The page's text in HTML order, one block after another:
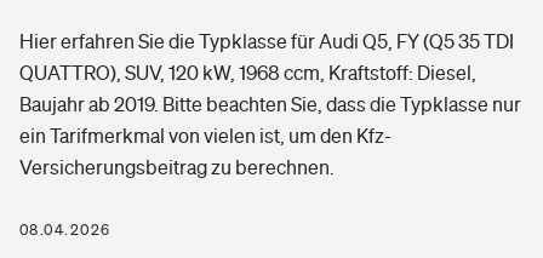
Grundfähigkeitsversicherung
Arbeitsrechtsschutz
Berufshaftpflichtversicherung
Zur Übersicht
Freizeit
Pri­vate Haft­pflicht­
Gesundheit
Private Krankenversicherung
Hier erfahren Sie die Typklasse für Audi Q5, FY (Q5 35 TDI
QUATTRO), SUV, 120 kW, 1968 ccm, Kraftstoff: Diesel,
Baujahr ab 2019. Bitte beachten Sie, dass die Typklasse nur
ein Tarifmerkmal von vielen ist, um den Kfz-
Versicherungsbeitrag zu berechnen.
08.04.2026